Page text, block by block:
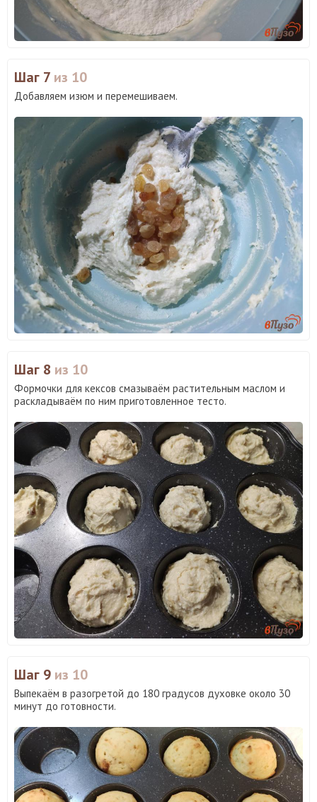
Шаг 7 из 10
Добавляем изюм и перемешиваем.
Шаг 8 из 10
Формочки для кексов смазываём растительным маслом и
раскладываём по ним приготовленное тесто.
Шаг 9 из 10
Выпекаём в разогретой до 180 градусов духовке около 30
минут до готовности.